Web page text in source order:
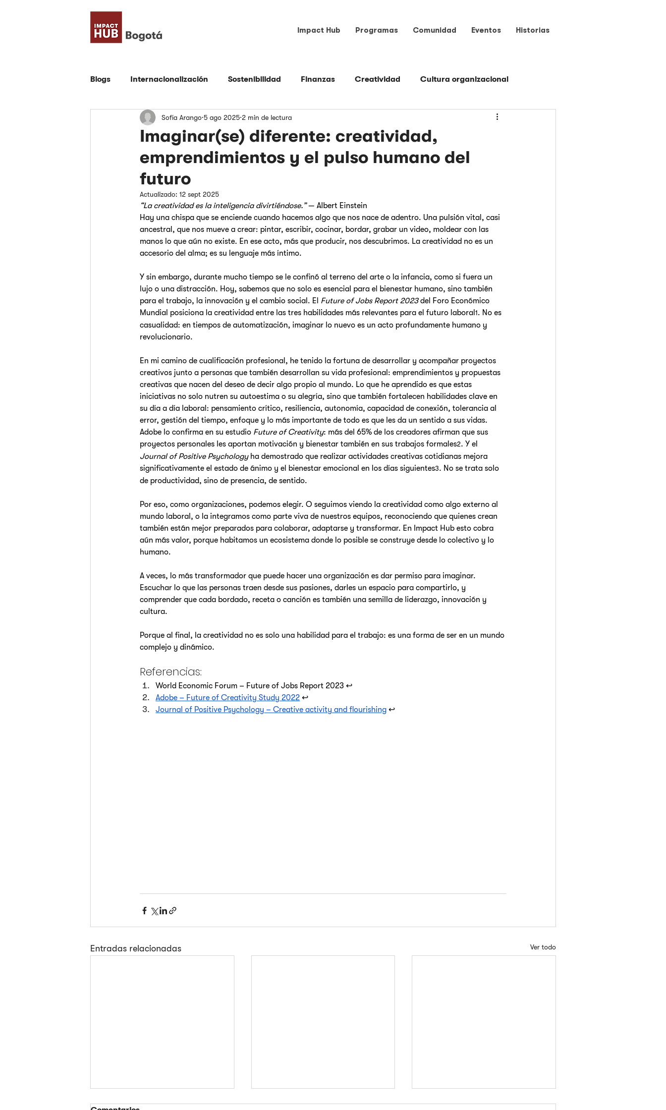
Impact Hub Programas Comunidad Eventos Historias
Blogs Internacionalización Sostenibilidad Finanzas Creatividad Cultura organizacional
Comunidad Empresa Espacio Herramientas Programas
Emprendimiento Todos
Imaginar(se) diferente: creatividad,
emprendimientos y el pulso humano del
futuro
Sofía Arango 5 ago 2025 2 min de lectura
Actualizado: 12 sept 2025
“La creatividad es la inteligencia divirtiéndose.” — Albert Einstein
Hay una chispa que se enciende cuando hacemos algo que nos nace de adentro. Una pulsión vital, casi
ancestral, que nos mueve a crear: pintar, escribir, cocinar, bordar, grabar un video, moldear con las
manos lo que aún no existe. En ese acto, más que producir, nos descubrimos. La creatividad no es un
accesorio del alma; es su lenguaje más íntimo.
Y sin embargo, durante mucho tiempo se le confinó al terreno del arte o la infancia, como si fuera un
lujo o una distracción. Hoy, sabemos que no solo es esencial para el bienestar humano, sino también
para el trabajo, la innovación y el cambio social. El Future of Jobs Report 2023 del Foro Económico
Mundial posiciona la creatividad entre las tres habilidades más relevantes para el futuro laboral 1 . No es
casualidad: en tiempos de automatización, imaginar lo nuevo es un acto profundamente humano y
revolucionario.
En mi camino de cualificación profesional, he tenido la fortuna de desarrollar y acompañar proyectos
creativos junto a personas que también desarrollan su vida profesional: emprendimientos y propuestas
creativas que nacen del deseo de decir algo propio al mundo. Lo que he aprendido es que estas
iniciativas no solo nutren su autoestima o su alegría, sino que también fortalecen habilidades clave en
su día a día laboral: pensamiento crítico, resiliencia, autonomía, capacidad de conexión, tolerancia al
error, gestión del tiempo, enfoque y lo más importante de todo es que les da un sentido a sus vidas.
Adobe lo confirma en su estudio Future of Creativity: más del 65% de los creadores afirman que sus
proyectos personales les aportan motivación y bienestar también en sus trabajos formales2. Y el
Journal of Positive Psychology ha demostrado que realizar actividades creativas cotidianas mejora
significativamente el estado de ánimo y el bienestar emocional en los días siguientes3. No se trata solo
de productividad, sino de presencia, de sentido.
Por eso, como organizaciones, podemos elegir. O seguimos viendo la creatividad como algo externo al
mundo laboral, o la integramos como parte viva de nuestros equipos, reconociendo que quienes crean
también están mejor preparados para colaborar, adaptarse y transformar. En Impact Hub esto cobra
aún más valor, porque habitamos un ecosistema donde lo posible se construye desde lo colectivo y lo
humano.
A veces, lo más transformador que puede hacer una organización es dar permiso para imaginar.
Escuchar lo que las personas traen desde sus pasiones, darles un espacio para compartirlo, y
comprender que cada bordado, receta o canción es también una semilla de liderazgo, innovación y
cultura.
Porque al final, la creatividad no es solo una habilidad para el trabajo: es una forma de ser en un mundo
complejo y dinámico.
Referencias:
World Economic Forum – Future of Jobs Report 2023 ↩
Adobe – Future of Creativity Study 2022 ↩
Journal of Positive Psychology – Creative activity and flourishing ↩
Entradas relacionadas Ver todo